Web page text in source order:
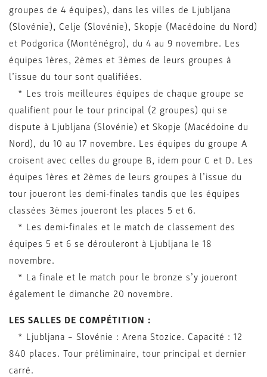
groupes de 4 équipes), dans les villes de Ljubljana
(Slovénie), Celje (Slovénie), Skopje (Macédoine du Nord)
et Podgorica (Monténégro), du 4 au 9 novembre. Les
équipes 1ères, 2èmes et 3èmes de leurs groupes à
l’issue du tour sont qualifiées.
* Les trois meilleures équipes de chaque groupe se
qualifient pour le tour principal (2 groupes) qui se
dispute à Ljubljana (Slovénie) et Skopje (Macédoine du
Nord), du 10 au 17 novembre. Les équipes du groupe A
croisent avec celles du groupe B, idem pour C et D. Les
équipes 1ères et 2èmes de leurs groupes à l’issue du
tour joueront les demi-finales tandis que les équipes
classées 3èmes joueront les places 5 et 6.
* Les demi-finales et le match de classement des
équipes 5 et 6 se dérouleront à Ljubljana le 18
novembre.
* La finale et le match pour le bronze s’y joueront
également le dimanche 20 novembre.
LES SALLES DE COMPÉTITION :
* Ljubljana – Slovénie : Arena Stozice. Capacité : 12
840 places. Tour préliminaire, tour principal et dernier
carré.